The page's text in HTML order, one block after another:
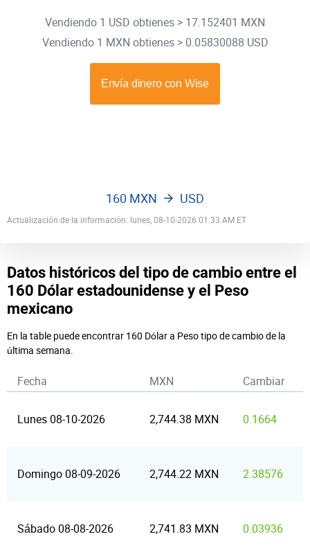
Vendiendo 1 USD obtienes > 17.152401 MXN
Vendiendo 1 MXN obtienes > 0.05830088 USD
Actualización de la información: lunes, 08-10-2026 01:33 AM ET
160 MXN USD
Datos históricos del tipo de cambio entre el
160 Dólar estadounidense y el Peso
mexicano
En la table puede encontrar 160 Dólar a Peso tipo de cambio de la
última semana.
Fecha MXN Cambiar
Lunes 08-10-2026 2,744.38 MXN 0.1664
Domingo 08-09-2026 2,744.22 MXN 2.38576
Sábado 08-08-2026 2,741.83 MXN 0.03936